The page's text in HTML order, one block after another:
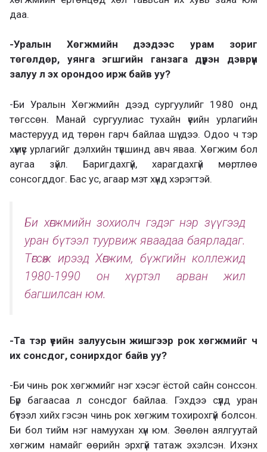
даа.
-Уралын Хөгжмийн дээдээс урам зориг
төгөлдөр, уянга эгшгийн ганзага дүүрэн дэврүүн
залуу л эх орондоо ирж байв уу?
-Би Уралын Хөгжмийн дээд сургуулийг 1980 онд
төгссөн. Манай сургуулиас тухайн үеийн урлагийн
мастерууд ид төрөн гарч байлаа шүү дээ. Одоо ч тэр
хүмүүс урлагийг дэлхийн түвшинд авч яваа. Хөгжим бол
аугаа зүйл. Баригдахгүй, харагдахгүй мөртлөө
сонсогддог. Бас ус, агаар мэт хүнд хэрэгтэй.
Би хөгжмийн зохиолч гэдэг нэр зүүгээд
уран бүтээл туурвиж яваадаа баярладаг.
Төгсөж ирээд Хөгжим, бүжгийн коллежид
1980-1990 он хүртэл арван жил
багшилсан юм.
-Та тэр үеийн залуусын жишгээр рок хөгжмийг ч
их сонсдог, сонирхдог байв уу?
-Би чинь рок хөгжмийг нэг хэсэг ёстой сайн сонссон.
Бүр багаасаа л сонсдог байлаа. Гэхдээ сүүлд уран
бүтээл хийх гэсэн чинь рок хөгжим тохирохгүй болсон.
Би бол тийм нэг намуухан хүн юм. Зөөлөн аялгуутай
хөгжим намайг өөрийн эрхгүй татаж эхэлсэн. Ихэнх